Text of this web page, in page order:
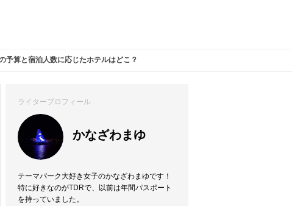
予算と宿泊人数に応じたホテルはどこ？
ライタープロフィール
かなざわまゆ
テーマパーク大好き女子のかなざわまゆです！
特に好きなのがTDRで、以前は年間パスポート
を持っていました。